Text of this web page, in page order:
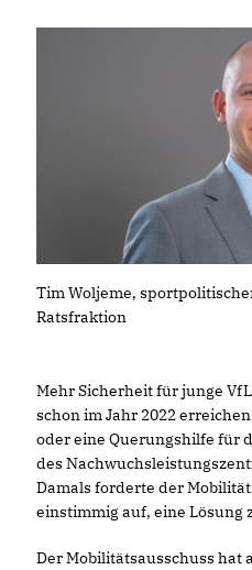
Tim Woljeme,
Ratsfraktion
Mehr Sicherheit für junge
schon im Jahr 2022
oder eine Querungshilfe für
des
Damals forderte der
einstimmig auf, eine Lösung
Der Mobilitätsausschuss hat